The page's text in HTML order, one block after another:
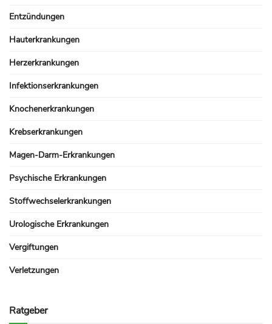
Entzündungen
Hauterkrankungen
Herzerkrankungen
Infektionserkrankungen
Knochenerkrankungen
Krebserkrankungen
Magen-Darm-Erkrankungen
Psychische Erkrankungen
Stoffwechselerkrankungen
Urologische Erkrankungen
Vergiftungen
Verletzungen
Ratgeber